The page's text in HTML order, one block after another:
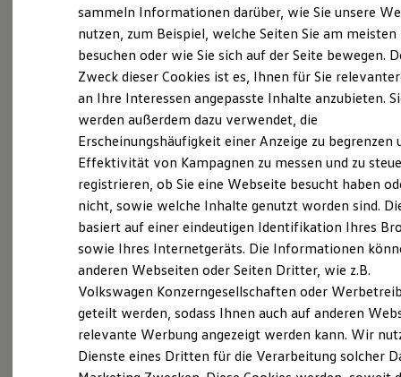
Reichweite
Reichweite der ID. Modelle
Reichweite im Winter
Laden
Laden unterwegs
Laden Zuhause
Ladezeitensimulator
Batterie
Sicherheit
Garantie und Lebensdauer
Nachhaltigkeit
Technologie
Kosten und Kauf
Verbrauchskosten
Kaufoptionen
E-Auto-Förderung
Software und Konnektivität
Die ID. Software 6
ID. Software Versionen und Updates
Digitale Extras
Schnittstellen zu Ihrem ID.
Fahrzeugangebot anfordern
Servicetermin buchen
Serviceanfrage stellen
Details des Golf
sammeln Informationen darüber, wie Sie unsere
nutzen, zum Beispiel, welche Seiten Sie am meisten
besuchen oder wie Sie sich auf der Seite bewegen.
Zweck dieser Cookies ist es, Ihnen für Sie
an Ihre Interessen angepasste Inhalte anzubieten.
werden außerdem dazu verwendet, die
Erscheinungshäufigkeit einer Anzeige zu begrenzen
Effektivität von Kampagnen zu messen und zu
registrieren, ob Sie eine Webseite besucht haben
nicht, sowie welche Inhalte genutzt worden sind.
basiert auf einer eindeutigen Identifikation Ihres
sowie Ihres Internetgeräts. Die Informationen
anderen Webseiten oder Seiten Dritter, wie z.B.
Volkswagen Konzerngesellschaften oder
geteilt werden, sodass Ihnen auch auf anderen
relevante Werbung angezeigt werden kann. Wir
Dienste eines Dritten für die Verarbeitung solcher